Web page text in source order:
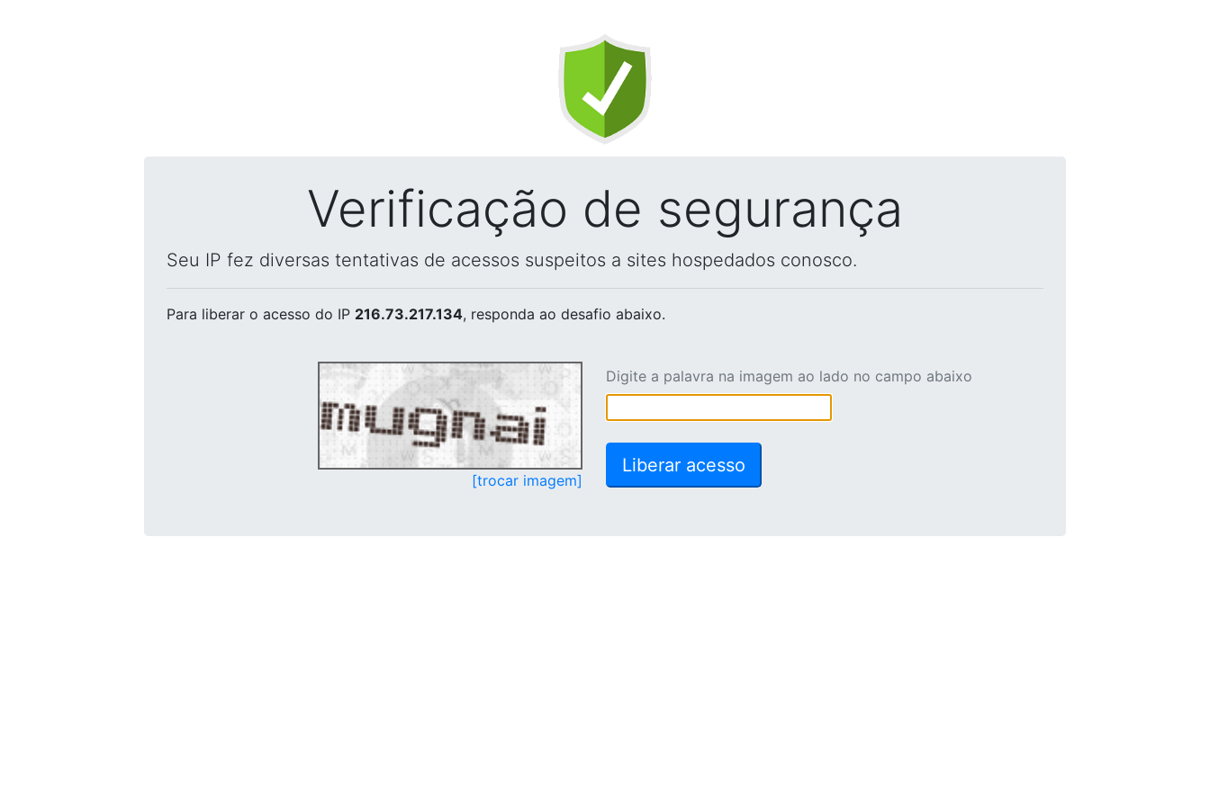
Verificação de segurança
Seu IP fez diversas tentativas de acessos suspeitos a sites hospedados conosco.
Para liberar o acesso do IP 216.73.217.134, responda ao desafio abaixo.
[trocar imagem]
Digite a palavra na imagem ao lado no campo abaixo